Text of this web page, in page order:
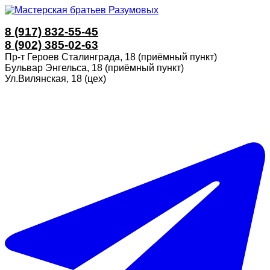
8 (917) 832-55-45
8 (902) 385-02-63
Пр-т Героев Сталинграда, 18 (приёмный пункт)
Бульвар Энгельса, 18 (приёмный пункт)
Ул.Вилянская, 18 (цех)